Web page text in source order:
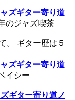
ズギター寄り道
のジャズ喫茶
。 ギター歴は５
ズギター寄り道
イシー
ギター寄り道ノ